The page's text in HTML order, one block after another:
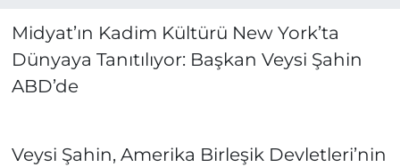
Midyat’ın Kadim Kültürü New York’ta
Dünyaya Tanıtılıyor: Başkan Veysi Şahin
ABD’de
Veysi Şahin, Amerika Birleşik Devletleri’nin